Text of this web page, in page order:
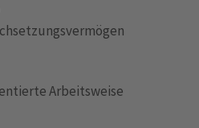
Arbeitsweise